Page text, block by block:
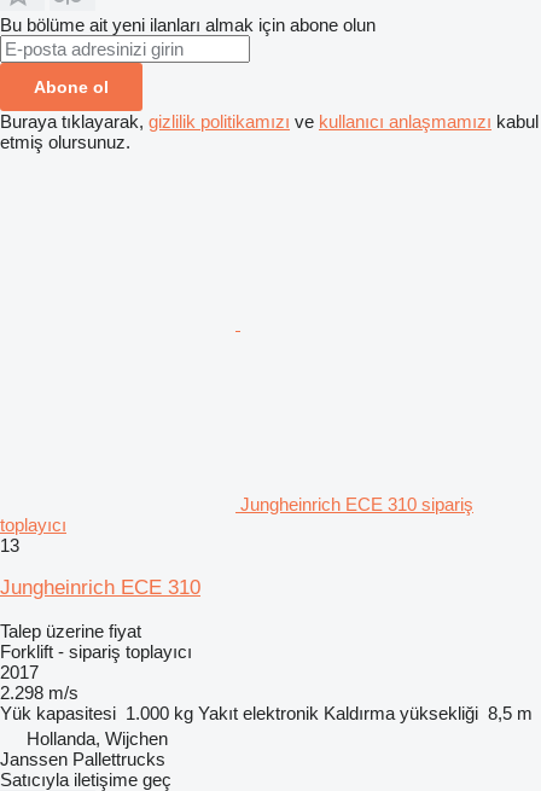
Bu bölüme ait yeni ilanları almak için abone olun
Abone ol
Buraya tıklayarak, gizlilik politikamızı ve kullanıcı anlaşmamızı kabul
etmiş olursunuz.
Jungheinrich ECE 310 sipariş
toplayıcı
13
Jungheinrich ECE 310
Talep üzerine fiyat
Forklift - sipariş toplayıcı
2017
2.298 m/s
Yük kapasitesi 1.000 kg Yakıt elektronik Kaldırma yüksekliği 8,5 m
Hollanda, Wijchen
Janssen Pallettrucks
Satıcıyla iletişime geç